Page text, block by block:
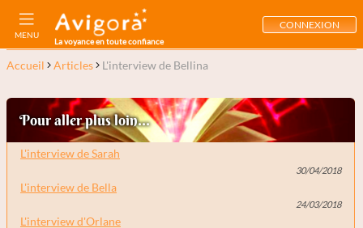
MENU
La voyance en toute confiance
CONNEXION
Accueil Articles L'interview de Bellina
Pour aller plus loin...
L'interview de Sarah
30/04/2018
L'interview de Bella
24/03/2018
L'interview d'Orlane